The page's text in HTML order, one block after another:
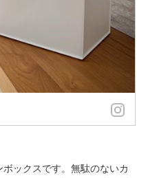
ックスです。無駄のないカ